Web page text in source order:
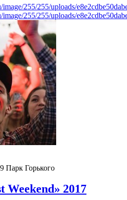
255/255/uploads/
255/255/uploads/
Парк Горького
Weekend» 2017